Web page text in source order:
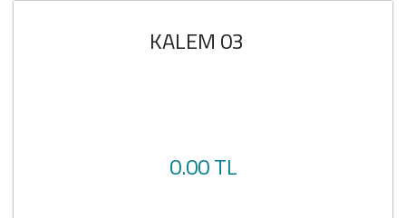
KALEM 03
0.00 TL